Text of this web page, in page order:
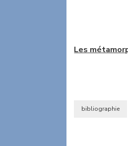
Les
bibliographie